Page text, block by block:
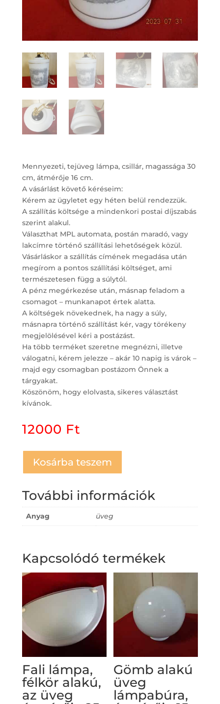
Mennyezeti, tejüveg lámpa, csillár, magassága 30
cm, átmérője 16 cm.
A vásárlást követő kéréseim:
Kérem az ügyletet egy héten belül rendezzük.
A szállítás költsége a mindenkori postai díjszabás
szerint alakul.
Választhat MPL automata, postán maradó, vagy
lakcímre történő szállítási lehetőségek közül.
Vásárláskor a szállítás címének megadása után
megírom a pontos szállítási költséget, ami
természetesen függ a súlytól.
A pénz megérkezése után, másnap feladom a
csomagot – munkanapot értek alatta.
A költségek növekednek, ha nagy a súly,
másnapra történő szállítást kér, vagy törékeny
megjelölésével kéri a postázást.
Ha több terméket szeretne megnézni, illetve
válogatni, kérem jelezze – akár 10 napig is várok –
majd egy csomagban postázom Önnek a
tárgyakat.
Köszönöm, hogy elolvasta, sikeres választást
kívánok.
12000 Ft
Kosárba teszem
További információk
Anyag üveg
Kapcsolódó termékek
Fali lámpa,
félkör alakú,
az üveg
Gömb alakú
üveg
lámpabúra,